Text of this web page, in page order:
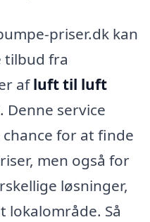
priser.dk kan
tilbud fra
afluft til luft
. Denne service
for at finde
men også for
løsninger,
Så